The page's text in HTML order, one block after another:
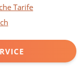
Tarife